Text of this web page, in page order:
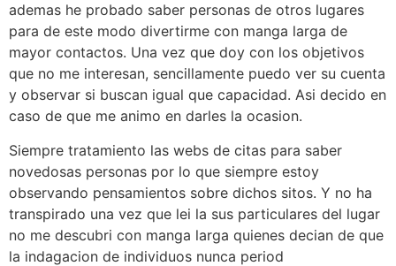
ademas he probado saber personas de otros lugares
para de este modo divertirme con manga larga de
mayor contactos. Una vez que doy con los objetivos
que no me interesan, sencillamente puedo ver su cuenta
y observar si buscan igual que capacidad. Asi decido en
caso de que me animo en darles la ocasion.
Siempre tratamiento las webs de citas para saber
novedosas personas por lo que siempre estoy
observando pensamientos sobre dichos sitos. Y no ha
transpirado una vez que lei la sus particulares del lugar
no me descubri­ con manga larga quienes decian de que
la indagacion de individuos nunca period